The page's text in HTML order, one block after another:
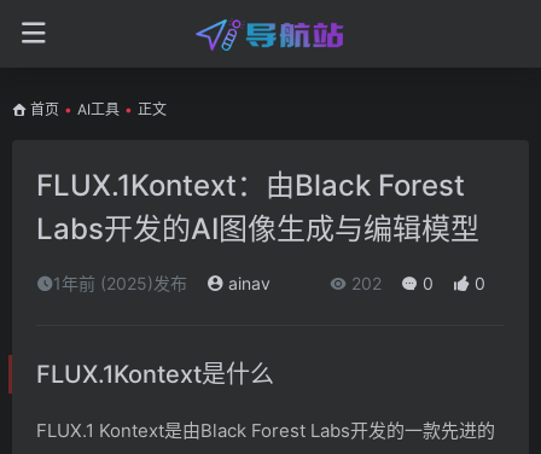
首页 • AI工具 • 正文
FLUX.1Kontext：由Black Forest
Labs开发的AI图像生成与编辑模型
1年前 (2025)发布 ainav 202 0 0
FLUX.1Kontext是什么
FLUX.1 Kontext是由Black Forest Labs开发的一款先进的